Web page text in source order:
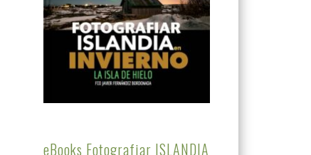
eBooks Fotografiar ISLANDIA